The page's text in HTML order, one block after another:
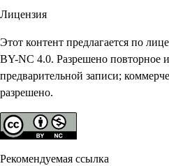
Лицензия
Этот контент предлагается по
BY-NC 4.0. Разрешено повторное
предварительной записи;
разрешено.
Рекомендуемая ссылка